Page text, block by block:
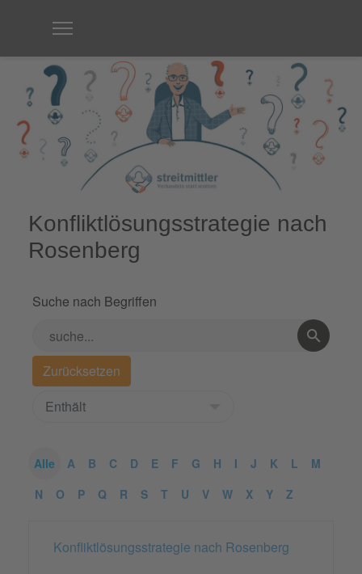
Konfliktlösungsstrategie nach
Rosenberg
Suche nach Begriffen
Alle A B C D E F G H I J K L
M
N
O P Q R S T U V W X Y Z
Konfliktlösungsstrategie nach Rosenberg